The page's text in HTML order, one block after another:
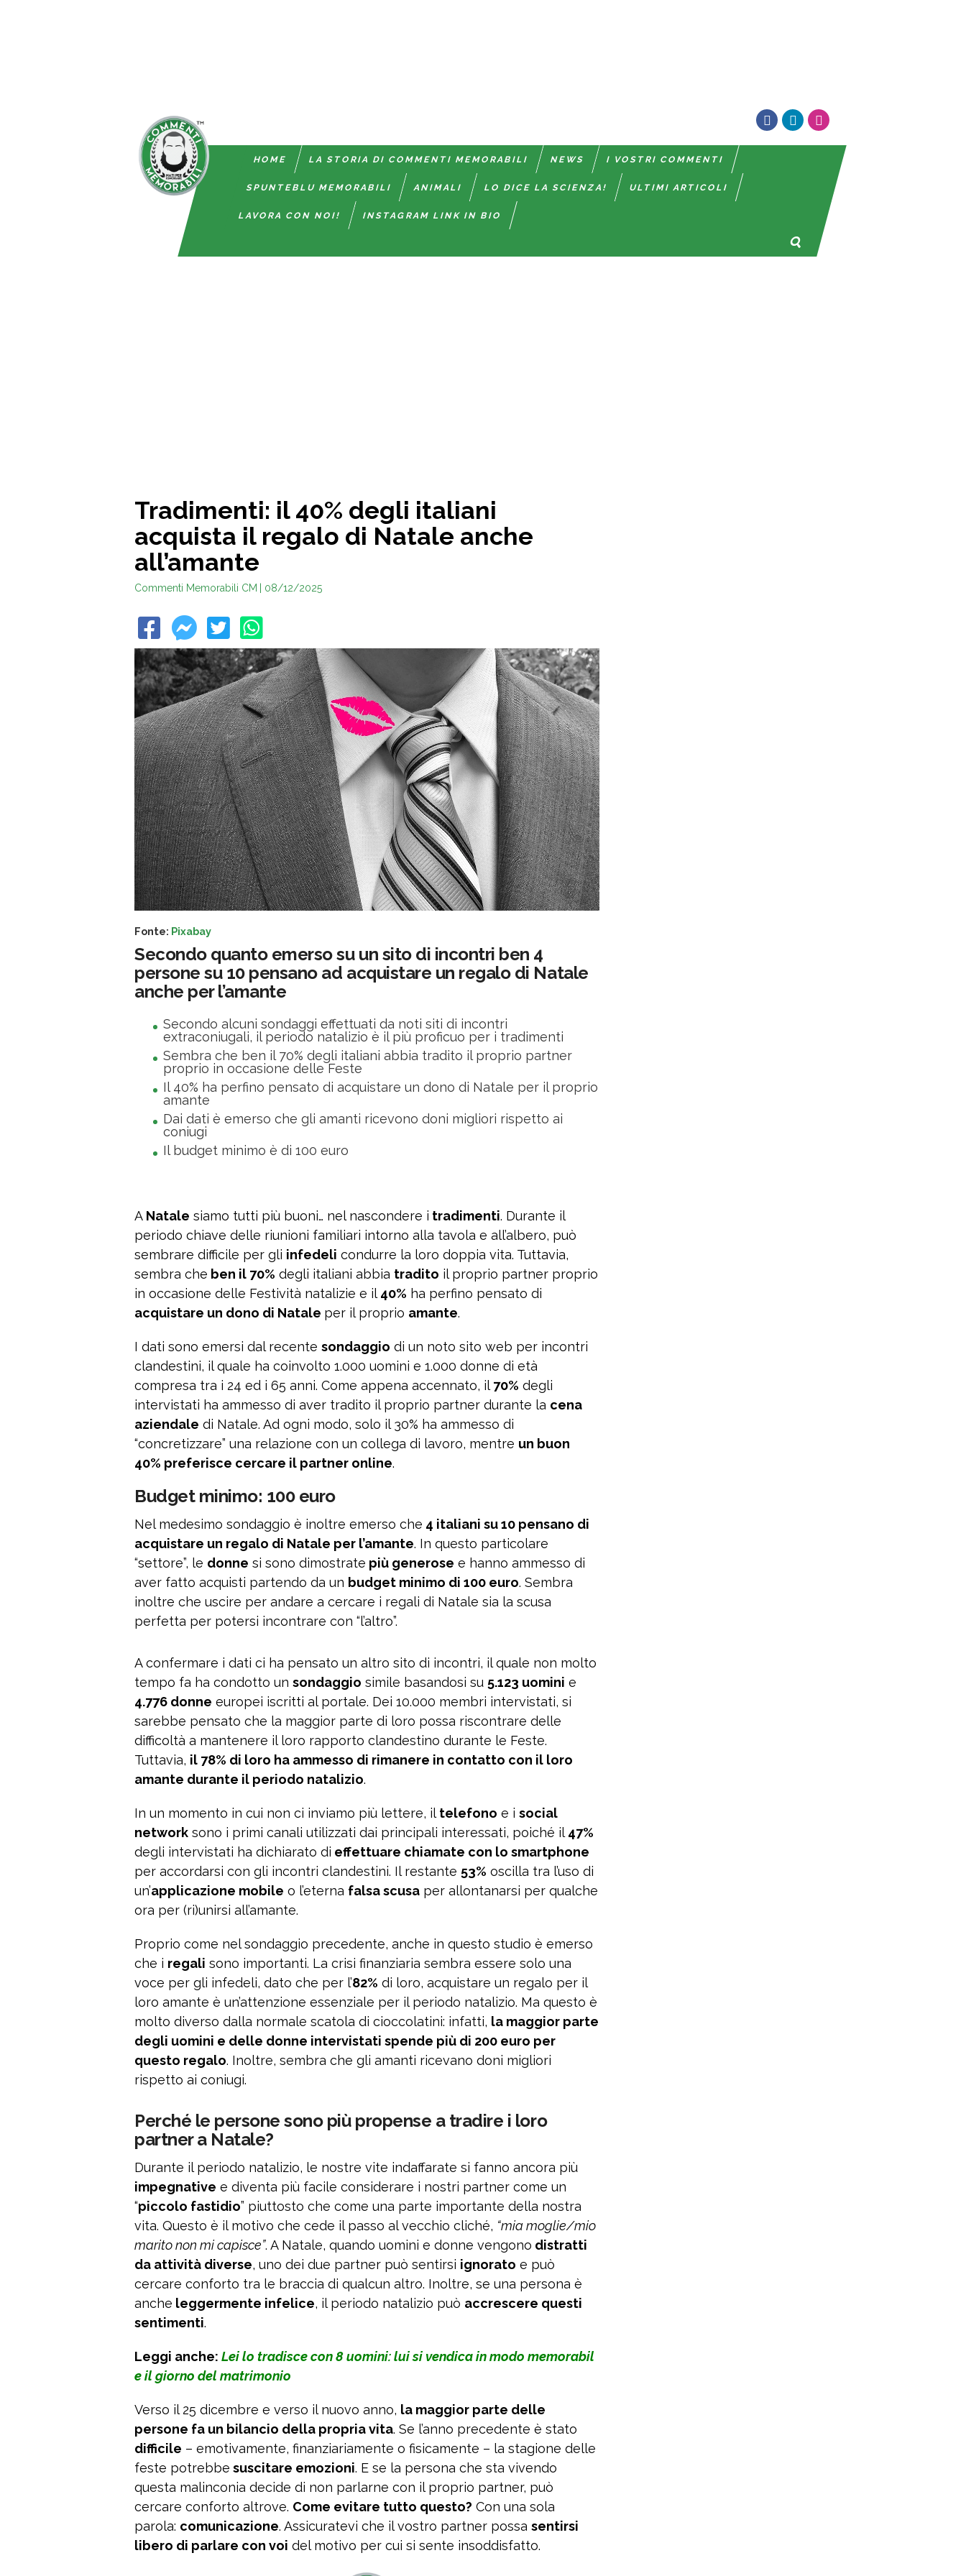
HOME LA STORIA DI COMMENTI MEMORABILI NEWS I VOSTRI COMMENTI
SPUNTEBLU MEMORABILI ANIMALI LO DICE LA SCIENZA! ULTIMI ARTICOLI
LAVORA CON NOI! INSTAGRAM LINK IN BIO
Tradimenti: il 40% degli italiani
acquista il regalo di Natale anche
all’amante
Commenti Memorabili CM | 08/12/2025
Fonte: Pixabay
Secondo quanto emerso su un sito di incontri ben 4
persone su 10 pensano ad acquistare un regalo di Natale
anche per l’amante
Secondo alcuni sondaggi effettuati da noti siti di incontri
extraconiugali, il periodo natalizio è il più proficuo per i tradimenti
Sembra che ben il 70% degli italiani abbia tradito il proprio partner
proprio in occasione delle Feste
Il 40% ha perfino pensato di acquistare un dono di Natale per il proprio
amante
Dai dati è emerso che gli amanti ricevono doni migliori rispetto ai
coniugi
Il budget minimo è di 100 euro
A Natale siamo tutti più buoni… nel nascondere i tradimenti. Durante il
periodo chiave delle riunioni familiari intorno alla tavola e all’albero, può
sembrare difficile per gli infedeli condurre la loro doppia vita. Tuttavia,
sembra che ben il 70% degli italiani abbia tradito il proprio partner proprio
in occasione delle Festività natalizie e il40% ha perfino pensato di
acquistare un dono di Natale per il proprio amante.
I dati sono emersi dal recente sondaggio di un noto sito web per incontri
clandestini, il quale ha coinvolto 1.000 uomini e 1.000 donne di età
compresa tra i 24 ed i 65 anni. Come appena accennato, il70% degli
intervistati ha ammesso di aver tradito il proprio partner durante la cena
aziendale di Natale. Ad ogni modo, solo il 30% ha ammesso di
“concretizzare” una relazione con un collega di lavoro, mentre un buon
40% preferisce cercare il partner online.
Budget minimo: 100 euro
Nel medesimo sondaggio è inoltre emerso che 4 italiani su 10 pensano di
acquistare un regalo di Natale per l’amante. In questo particolare
“settore”, le donne si sono dimostrate più generose e hanno ammesso di
aver fatto acquisti partendo da un budget minimo di 100 euro. Sembra
inoltre che uscire per andare a cercare i regali di Natale sia la scusa
perfetta per potersi incontrare con “l’altro”.
A confermare i dati ci ha pensato un altro sito di incontri, il quale non molto
tempo fa ha condotto un sondaggio simile basandosi su 5.123 uomini e
4.776 donne europei iscritti al portale. Dei 10.000 membri intervistati, si
sarebbe pensato che la maggior parte di loro possa riscontrare delle
difficoltà a mantenere il loro rapporto clandestino durante le Feste.
Tuttavia, il 78% di loro ha ammesso di rimanere in contatto con il loro
amante durante il periodo natalizio.
In un momento in cui non ci inviamo più lettere, iltelefono e i social
network sono i primi canali utilizzati dai principali interessati, poiché il47%
degli intervistati ha dichiarato di effettuare chiamate con lo smartphone
per accordarsi con gli incontri clandestini. Il restante 53% oscilla tra l’uso di
un’applicazione mobile o l’eterna falsa scusa per allontanarsi per qualche
ora per (ri)unirsi all’amante.
Proprio come nel sondaggio precedente, anche in questo studio è emerso
che i regali sono importanti. La crisi finanziaria sembra essere solo una
voce per gli infedeli, dato che per l’82% di loro, acquistare un regalo per il
loro amante è un’attenzione essenziale per il periodo natalizio. Ma questo è
molto diverso dalla normale scatola di cioccolatini: infatti, la maggior parte
degli uomini e delle donne intervistati spende più di 200 euro per
questo regalo. Inoltre, sembra che gli amanti ricevano doni migliori
rispetto ai coniugi.
Perché le persone sono più propense a tradire i loro
partner a Natale?
Durante il periodo natalizio, le nostre vite indaffarate si fanno ancora più
impegnative e diventa più facile considerare i nostri partner come un
“piccolo fastidio” piuttosto che come una parte importante della nostra
vita. Questo è il motivo che cede il passo al vecchio cliché, “mia moglie/mio
marito non mi capisce”. A Natale, quando uomini e donne vengono distratti
da attività diverse, uno dei due partner può sentirsi ignorato e può
cercare conforto tra le braccia di qualcun altro. Inoltre, se una persona è
anche leggermente infelice, il periodo natalizio può accrescere questi
sentimenti.
Leggi anche: Lei lo tradisce con 8 uomini: lui si vendica in modo memorabil
e il giorno del matrimonio
Verso il 25 dicembre e verso il nuovo anno, la maggior parte delle
persone fa un bilancio della propria vita. Se l’anno precedente è stato
difficile – emotivamente, finanziariamente o fisicamente – la stagione delle
feste potrebbe suscitare emozioni. E se la persona che sta vivendo
questa malinconia decide di non parlarne con il proprio partner, può
cercare conforto altrove. Come evitare tutto questo? Con una sola
parola: comunicazione. Assicuratevi che il vostro partner possa sentirsi
libero di parlare con voi del motivo per cui si sente insoddisfatto.